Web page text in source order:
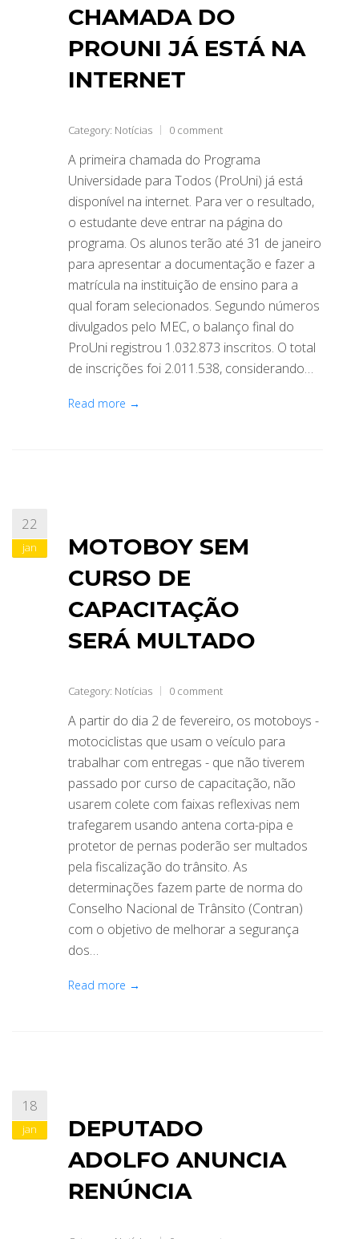
CHAMADA DO
PROUNI JÁ ESTÁ NA
INTERNET
Category: Notícias 0 comment
A primeira chamada do Programa
Universidade para Todos (ProUni) já está
disponível na internet. Para ver o resultado,
o estudante deve entrar na página do
programa. Os alunos terão até 31 de janeiro
para apresentar a documentação e fazer a
matrícula na instituição de ensino para a
qual foram selecionados. Segundo números
divulgados pelo MEC, o balanço final do
ProUni registrou 1.032.873 inscritos. O total
de inscrições foi 2.011.538, considerando…
Read more →
22
jan
MOTOBOY SEM
CURSO DE
CAPACITAÇÃO
SERÁ MULTADO
Category: Notícias 0 comment
A partir do dia 2 de fevereiro, os motoboys -
motociclistas que usam o veículo para
trabalhar com entregas - que não tiverem
passado por curso de capacitação, não
usarem colete com faixas reflexivas nem
trafegarem usando antena corta-pipa e
protetor de pernas poderão ser multados
pela fiscalização do trânsito. As
determinações fazem parte de norma do
Conselho Nacional de Trânsito (Contran)
com o objetivo de melhorar a segurança
dos…
Read more →
18
jan
DEPUTADO
ADOLFO ANUNCIA
RENÚNCIA